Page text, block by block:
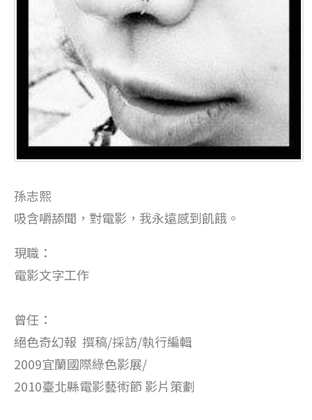
孫志熙
吸含嚼舔聞，對電影，我永遠感到飢餓。
現職：
電影文字工作
曾任：
絕色奇幻報 撰稿/採訪/執行編輯
2009宜蘭國際綠色影展/
2010臺北縣電影藝術節 影片策劃